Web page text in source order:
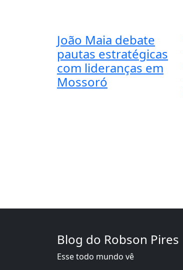
João Maia debate
pautas estratégicas
com lideranças em
Mossoró
Blog do Robson Pires
Esse todo mundo vê